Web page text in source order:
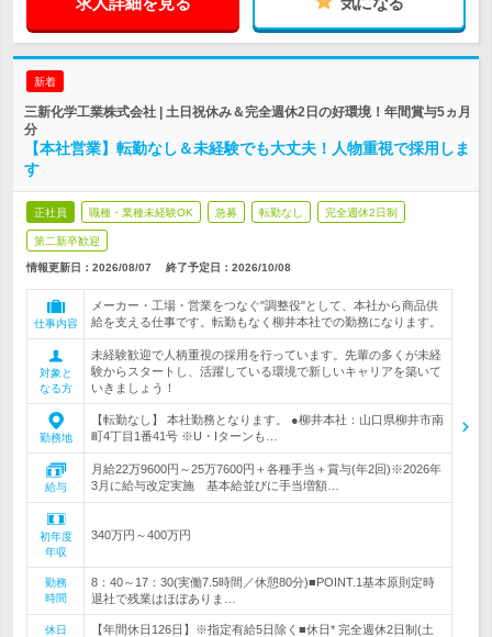
新着
三新化学工業株式会社 | 土日祝休み＆完全週休2日の好環境！年間賞与5ヵ月
分
【本社営業】転勤なし＆未経験でも大丈夫！人物重視で採用しま
す
正社員 職種・業種未経験OK 急募 転勤なし 完全週休2日制
第二新卒歓迎
情報更新日：2026/08/07 終了予定日： 2026/10/08
仕事内容
メーカー・工場・営業をつなぐ"調整役"として、本社から商品供
給を支える仕事です。転勤もなく柳井本社での勤務になります。
対象と
なる方
未経験歓迎で人柄重視の採用を行っています。先輩の多くが未経
験からスタートし、活躍している環境で新しいキャリアを築いて
いきましょう！
勤務地
【転勤なし】 本社勤務となります。 ●柳井本社：山口県柳井市南
町4丁目1番41号 ※U・Iターンも…
給与
月給22万9600円～25万7600円＋各種手当＋賞与(年2回)※2026年
3月に給与改定実施 基本給並びに手当増額…
初年度
年収
340万円～400万円
勤務
時間
8：40～17：30(実働7.5時間／休憩80分)■POINT.1基本原則定時
退社で残業はほぼありま…
休日
【年間休日126日】※指定有給5日除く■休日* 完全週休2日制(土